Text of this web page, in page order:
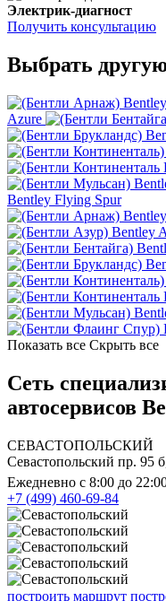
Электрик-диагност
Получить консультацию
Выбрать
Azure
Bentley Flying Spur
Bentley
Показать все Скрыть все
Сеть
автосервисов
СЕВАСТОПОЛЬСКИЙ
Севастопольский пр. 95
Ежедневно с 8:00 до
+7 (499) 460-69-84
построить маршрут